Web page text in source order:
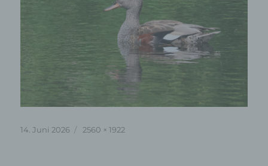
Veröffentlicht
14. Juni 2026 Originalgröße
2560 × 1922